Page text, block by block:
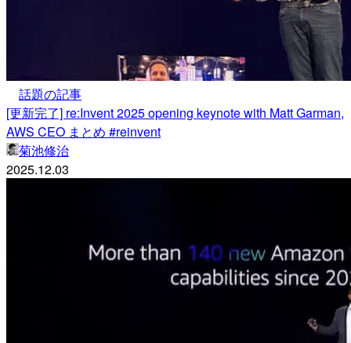
話題の記事
[更新完了] re:Invent 2025 opening keynote with Matt Garman,
AWS CEO まとめ #reinvent
菊池修治
2025.12.03